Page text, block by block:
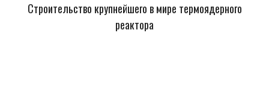
Строительство крупнейшего в мире термоядерного
реактора